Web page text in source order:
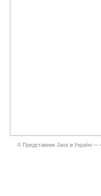
© Представник Jaos в Україні —